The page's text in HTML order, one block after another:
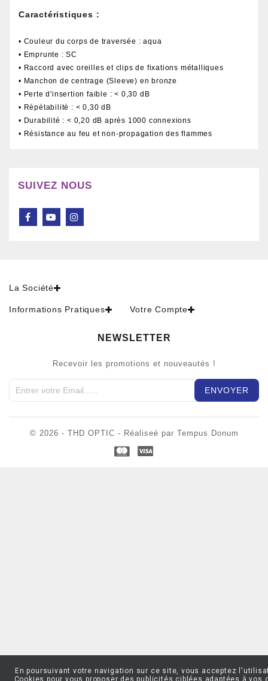
Caractéristiques :
• Couleur du corps de traversée : aqua
• Emprunte : SC
• Raccord avec oreilles et clips de fixations métalliques
• Manchon de centrage (Sleeve) en bronze
• Perte d'insertion faible : < 0,30 dB
• Répétabilité : < 0,30 dB
• Durabilité : < 0,20 dB après 1000 connexions
• Résistance au feu et non-propagation des flammes
SUIVEZ NOUS
La Société
Informations Pratiques Votre Compte
NEWSLETTER
Recevoir les promotions et nouveautés !
© 2026 - THD OPTIC - Réaliseé par Tempus Donum
En poursuivant votre navigation sur ce site, vous acceptez
Cookies pour vous proposer des publicités ciblées adaptées à vos